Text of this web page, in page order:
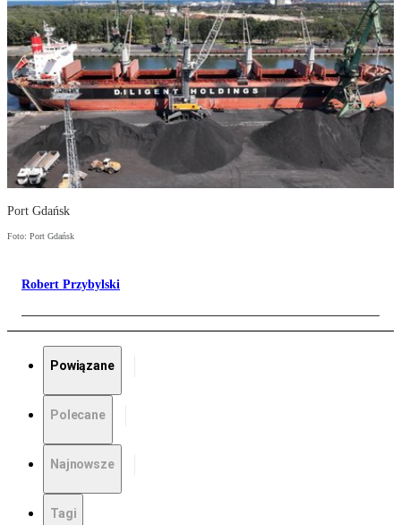
Port Gdańsk
Foto: Port Gdańsk
Robert Przybylski
Powiązane
Polecane
Najnowsze
Tagi